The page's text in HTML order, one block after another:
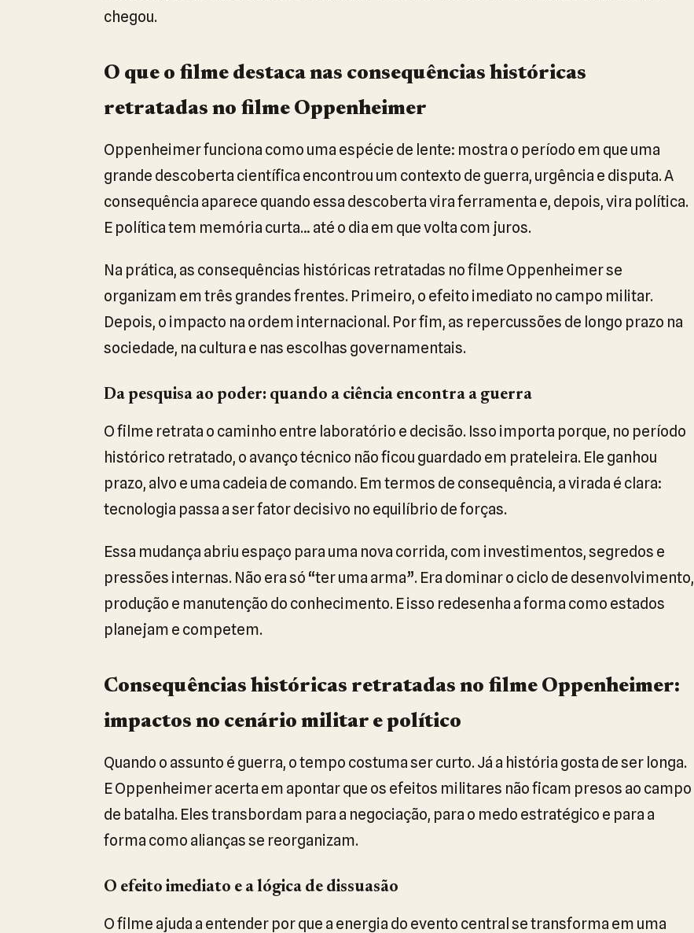
chegou.
O que o filme destaca nas consequências históricas
retratadas no filme Oppenheimer
Oppenheimer funciona como uma espécie de lente: mostra o período em que uma
grande descoberta científica encontrou um contexto de guerra, urgência e disputa. A
consequência aparece quando essa descoberta vira ferramenta e, depois, vira política.
E política tem memória curta… até o dia em que volta com juros.
Na prática, as consequências históricas retratadas no filme Oppenheimer se
organizam em três grandes frentes. Primeiro, o efeito imediato no campo militar.
Depois, o impacto na ordem internacional. Por fim, as repercussões de longo prazo na
sociedade, na cultura e nas escolhas governamentais.
Da pesquisa ao poder: quando a ciência encontra a guerra
O filme retrata o caminho entre laboratório e decisão. Isso importa porque, no período
histórico retratado, o avanço técnico não ficou guardado em prateleira. Ele ganhou
prazo, alvo e uma cadeia de comando. Em termos de consequência, a virada é clara:
tecnologia passa a ser fator decisivo no equilíbrio de forças.
Essa mudança abriu espaço para uma nova corrida, com investimentos, segredos e
pressões internas. Não era só “ter uma arma”. Era dominar o ciclo de desenvolvimento,
produção e manutenção do conhecimento. E isso redesenha a forma como estados
planejam e competem.
Consequências históricas retratadas no filme Oppenheimer:
impactos no cenário militar e político
Quando o assunto é guerra, o tempo costuma ser curto. Já a história gosta de ser longa.
E Oppenheimer acerta em apontar que os efeitos militares não ficam presos ao campo
de batalha. Eles transbordam para a negociação, para o medo estratégico e para a
forma como alianças se reorganizam.
O efeito imediato e a lógica de dissuasão
O filme ajuda a entender por que a energia do evento central se transforma em uma